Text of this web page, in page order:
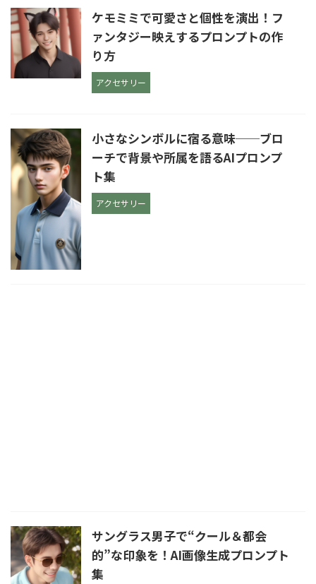
ケモミミで可愛さと個性を演出！フ
ァンタジー映えするプロンプトの作
り方
アクセサリー
小さなシンボルに宿る意味──ブロ
ーチで背景や所属を語るAIプロンプ
ト集
アクセサリー
サングラス男子で“クール＆都会
的”な印象を！AI画像生成プロンプト
集